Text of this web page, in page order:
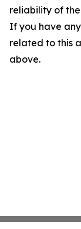
reliability of
If you have
related to this
above.